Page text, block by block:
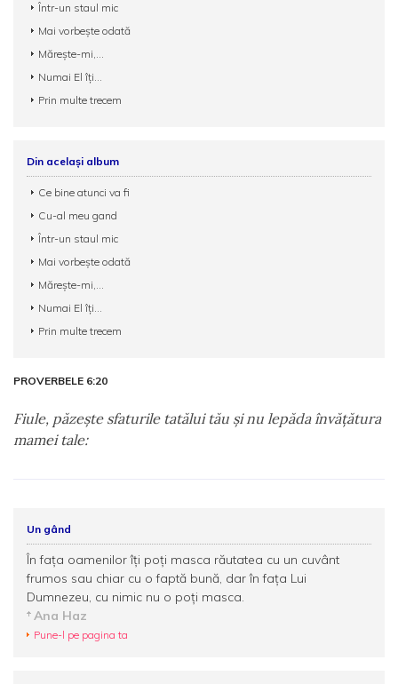
Într-un staul mic
Mai vorbeşte odată
Mărește-mi,...
Numai El îți...
Prin multe trecem
Din același album
Ce bine atunci va fi
Cu-al meu gand
Într-un staul mic
Mai vorbeşte odată
Mărește-mi,...
Numai El îți...
Prin multe trecem
PROVERBELE 6:20
Fiule, păzeşte sfaturile tatălui tău şi nu lepăda învăţătura
mamei tale:
Un gând
În fața oamenilor îți poți masca răutatea cu un cuvânt
frumos sau chiar cu o faptă bună, dar în fața Lui
Dumnezeu, cu nimic nu o poți masca.
Ana Haz
Pune-l pe pagina ta